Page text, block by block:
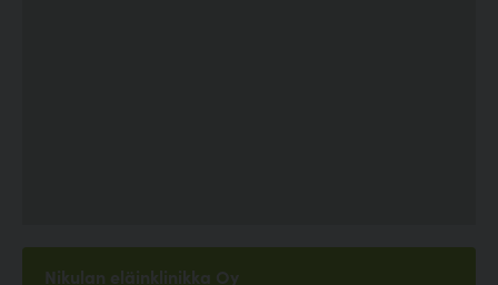
Nikulan eläinklinikka Oy